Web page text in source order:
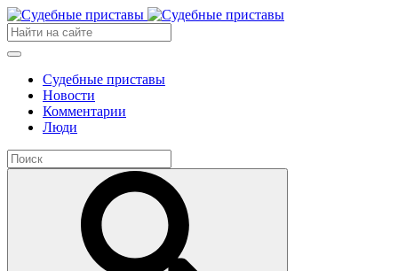
Судебные приставы
Новости
Комментарии
Люди